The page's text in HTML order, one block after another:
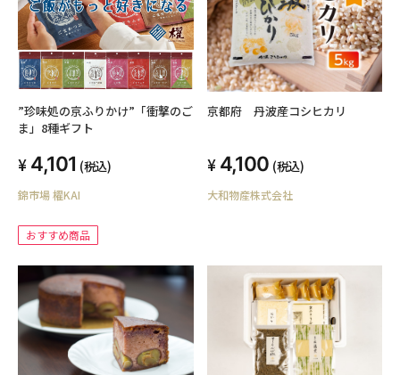
”珍味処の京ふりかけ”「衝撃のご
ま」8種ギフト
4,101 (税込)
錦市場 櫂KAI
おすすめ商品
京都府 丹波産コシヒカリ
4,100 (税込)
大和物産株式会社